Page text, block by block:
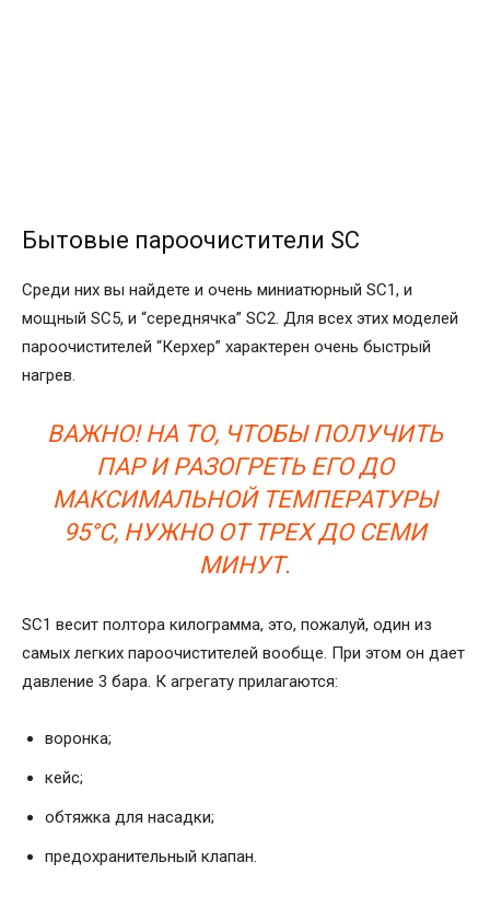
Бытовые пароочистители SC
Среди них вы найдете и очень миниатюрный SC1, и
мощный SC5, и “середнячка” SC2. Для всех этих моделей
пароочистителей “Керхер” характерен очень быстрый
нагрев.
ВАЖНО! НА ТО, ЧТОБЫ ПОЛУЧИТЬ
ПАР И РАЗОГРЕТЬ ЕГО ДО
МАКСИМАЛЬНОЙ ТЕМПЕРАТУРЫ
95°С, НУЖНО ОТ ТРЕХ ДО СЕМИ
МИНУТ.
SC1 весит полтора килограмма, это, пожалуй, один из
самых легких пароочистителей вообще. При этом он дает
давление 3 бара. К агрегату прилагаются:
воронка;
кейс;
обтяжка для насадки;
предохранительный клапан.